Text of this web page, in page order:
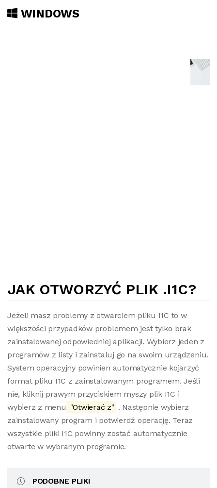
WINDOWS
JAK OTWORZYĆ PLIK .I1C?
Jeżeli masz problemy z otwarciem pliku I1C to w
większości przypadków problemem jest tylko brak
zainstalowanej odpowiedniej aplikacji. Wybierz jeden z
programów z listy i zainstaluj go na swoim urządzeniu.
System operacyjny powinien automatycznie kojarzyć
format pliku I1C z zainstalowanym programem. Jeśli
nie, kliknij prawym przyciskiem myszy plik I1C i
wybierz z menu "Otwierać z" . Następnie wybierz
zainstalowany program i potwierdź operację. Teraz
wszystkie pliki I1C powinny zostać automatycznie
otwarte w wybranym programie.
PODOBNE PLIKI